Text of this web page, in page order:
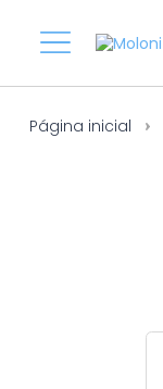
Página inicial